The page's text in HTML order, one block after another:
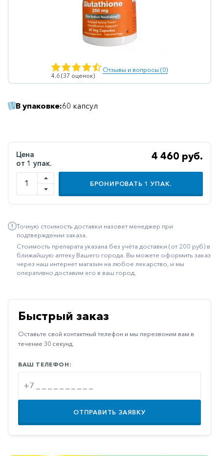
Гематологические
Гепатопротекторы
Дерматологические
Диабетические
Желудочно-
кишечные
Иммуностимуляторы
Климактерические
Метаболизм
Наружные
средства
Неврологические
Офтальмология
Паркинсон
Противоаллергические
Противовирусные
4.6 (37 оценок)
Отзывы и вопросы (0)
В упаковке:60 капсул
Цена
от 1 упак.
4 460 руб.
БРОНИРОВАТЬ 1 УПАК.
Точную стоимость доставки назовет менеджер при
подтверждении заказа.
Стоимость препарата указана без учёта доставки (от 200 руб) в
ближайшую аптеку Вашего города. Вы можете оформить заказ
через наш интернет магазин на любое лекарство, и мы
оперативно доставим его в ваш город.
Быстрый заказ
Оставьте свой контактный телефон и мы перезвоним вам в
течение 30 секунд.
ВАШ ТЕЛЕФОН:
ОТПРАВИТЬ ЗАЯВКУ